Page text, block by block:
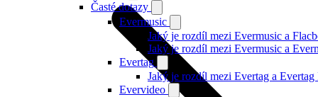
Časté dotazy
Evermusic
Jaký je rozdíl mezi Evermusic a
Jaký je rozdíl mezi Evermusic a
Evertag
Jaký je rozdíl mezi Evertag a Evertag
Evervideo